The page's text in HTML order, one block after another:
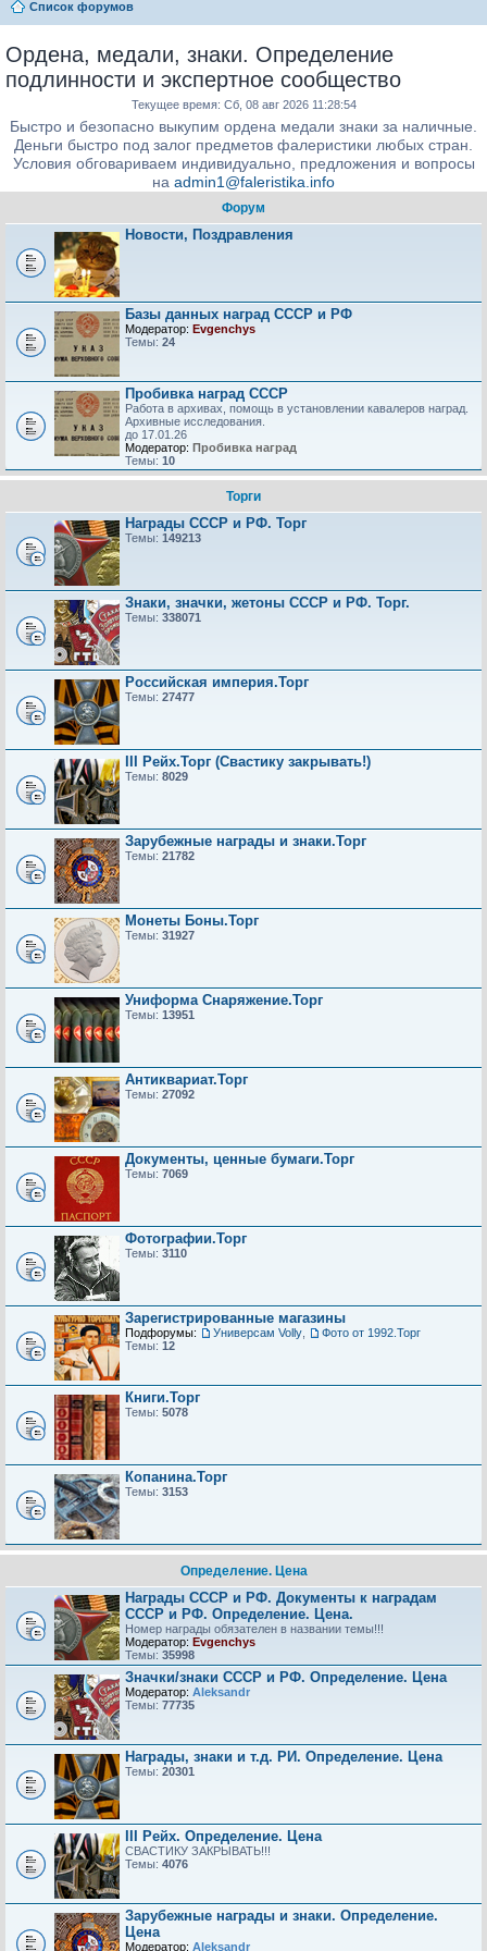
Список форумов
Ордена, медали, знаки. Определение
подлинности и экспертное сообщество
Текущее время: Сб, 08 авг 2026 11:28:54
Быстро и безопасно выкупим ордена медали знаки за наличные.
Деньги быстро под залог предметов фалеристики любых стран.
Условия обговариваем индивидуально, предложения и вопросы
на admin1@faleristika.info
Форум
Новости, Поздравления
Базы данных наград СССР и РФ
Модератор: Evgenchys
Темы: 24
Пробивка наград СССР
Работа в архивах, помощь в установлении кавалеров наград.
Архивные исследования.
до 17.01.26
Модератор: Пробивка наград
Темы: 10
Торги
Награды СССР и РФ. Торг
Темы: 149213
Знаки, значки, жетоны СССР и РФ. Торг.
Темы: 338071
Российская империя.Торг
Темы: 27477
III Рейх.Торг (Свастику закрывать!)
Темы: 8029
Зарубежные награды и знаки.Торг
Темы: 21782
Монеты Боны.Торг
Темы: 31927
Униформа Снаряжение.Торг
Темы: 13951
Антиквариат.Торг
Темы: 27092
Документы, ценные бумаги.Торг
Темы: 7069
Фотографии.Торг
Темы: 3110
Зарегистрированные магазины
Подфорумы: Универсам Volly
Фото от 1992.Торг
Темы: 12
Книги.Торг
Темы: 5078
Копанина.Торг
Темы: 3153
Определение. Цена
Награды СССР и РФ. Документы к наградам
СССР и РФ. Определение. Цена.
Номер награды обязателен в названии темы!!!
Модератор: Evgenchys
Темы: 35998
Значки/знаки СССР и РФ. Определение. Цена
Модератор: Aleksandr
Темы: 77735
Награды, знаки и т.д. РИ. Определение. Цена
Темы: 20301
III Рейх. Определение. Цена
СВАСТИКУ ЗАКРЫВАТЬ!!!
Темы: 4076
Зарубежные награды и знаки. Определение.
Цена
Модератор: Aleksandr